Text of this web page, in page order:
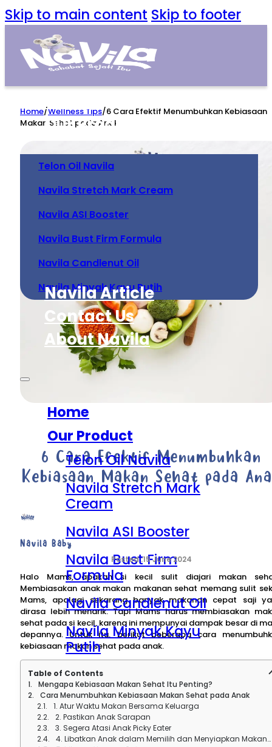
Skip to main content Skip to footer
Home
Our Product
Telon Oil Navila
Navila Stretch Mark Cream
Navila ASI Booster
Navila Bust Firm Formula
Navila Candlenut Oil
Navila Minyak Kayu Putih
Navila Article
Contact Us
About Navila
Home
Our Product
Telon Oil Navila
Navila Stretch Mark
Cream
Navila ASI Booster
Navila Bust Firm
Formula
Navila Candlenut Oil
Navila Minyak Kayu
Putih
Navila Article
Contact Us
About Navila
Home/Wellness Tips/6 Cara Efektif Menumbuhkan Kebiasaan
Makan Sehat pada Anak
6 Cara Efektif Menumbuhkan
Kebiasaan Makan Sehat pada
Navila Baby
15 June 2024
Halo Mams, apakah si kecil sulit diajari makan
Membiasakan anak makan makanan sehat memang sulit
Mams, apalagi sekarang banyak makanan cepat saji
dirasa lebih menarik. Tapi Mams harus membiasakan
sehat pada si kecil, karena ini mempunyai dampak besar di
depannya. Untuk itu, berikut beberapa cara
kebiasaan makan sehat pada anak.
Table of Contents
Mengapa Kebiasaan Makan Sehat Itu Penting?
Cara Menumbuhkan Kebiasaan Makan Sehat pada Anak
1. Atur Waktu Makan Bersama Keluarga
2. Pastikan Anak Sarapan
3. Segera Atasi Anak Picky Eater
4. Libatkan Anak dalam Memilih dan Menyiapkan Makanan